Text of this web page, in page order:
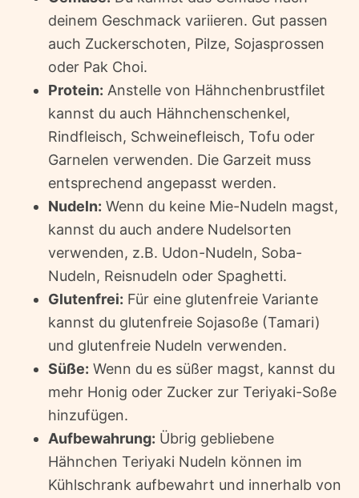
deinem Geschmack variieren. Gut passen
auch Zuckerschoten, Pilze, Sojasprossen
oder Pak Choi.
Protein: Anstelle von Hähnchenbrustfilet
kannst du auch Hähnchenschenkel,
Rindfleisch, Schweinefleisch, Tofu oder
Garnelen verwenden. Die Garzeit muss
entsprechend angepasst werden.
Nudeln: Wenn du keine Mie-Nudeln magst,
kannst du auch andere Nudelsorten
verwenden, z.B. Udon-Nudeln, Soba-
Nudeln, Reisnudeln oder Spaghetti.
Glutenfrei: Für eine glutenfreie Variante
kannst du glutenfreie Sojasoße (Tamari)
und glutenfreie Nudeln verwenden.
Süße: Wenn du es süßer magst, kannst du
mehr Honig oder Zucker zur Teriyaki-Soße
hinzufügen.
Aufbewahrung: Übrig gebliebene
Hähnchen Teriyaki Nudeln können im
Kühlschrank aufbewahrt und innerhalb von